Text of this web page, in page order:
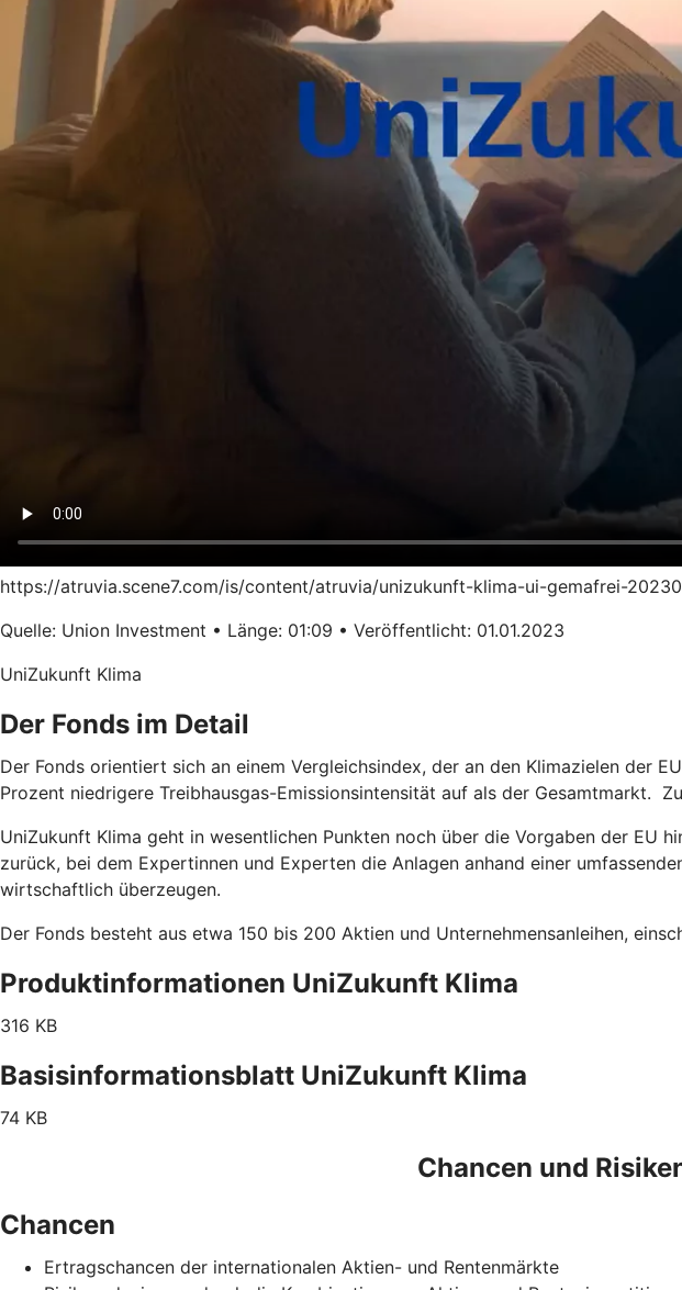
https://atruvia.scene7.com/is/content/atruvia/unizukunft-klima-ui-gemafrei-
Quelle: Union Investment • Länge: 01:09 • Veröffentlicht: 01.01.2023
UniZukunft Klima
Der Fonds im Detail
Der Fonds orientiert sich an einem Vergleichsindex, der an den Klimazielen der
Prozent niedrigere Treibhausgas-Emissionsintensität auf als der Gesamtmarkt.
UniZukunft Klima geht in wesentlichen Punkten noch über die Vorgaben der EU
zurück, bei dem Expertinnen und Experten die Anlagen anhand einer
wirtschaftlich überzeugen.
Der Fonds besteht aus etwa 150 bis 200 Aktien und Unternehmensanleihen,
Produktinformationen UniZukunft Klima
316 KB
Basisinformationsblatt UniZukunft Klima
74 KB
Chancen und
Chancen
Ertragschancen der internationalen Aktien- und Rentenmärkte